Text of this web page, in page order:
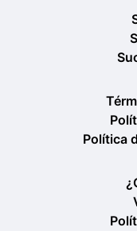
Política